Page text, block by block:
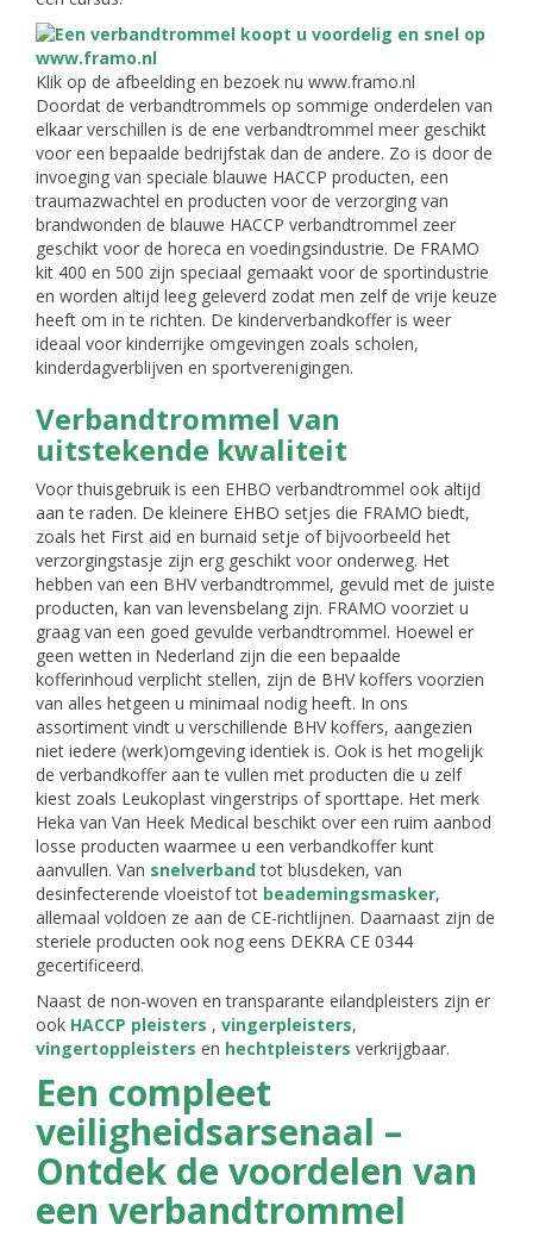
Klik op de afbeelding en bezoek nu www.framo.nl
Doordat de verbandtrommels op sommige onderdelen van
elkaar verschillen is de ene verbandtrommel meer geschikt
voor een bepaalde bedrijfstak dan de andere. Zo is door de
invoeging van speciale blauwe HACCP producten, een
traumazwachtel en producten voor de verzorging van
brandwonden de blauwe HACCP verbandtrommel zeer
geschikt voor de horeca en voedingsindustrie. De FRAMO
kit 400 en 500 zijn speciaal gemaakt voor de sportindustrie
en worden altijd leeg geleverd zodat men zelf de vrije keuze
heeft om in te richten. De kinderverbandkoffer is weer
ideaal voor kinderrijke omgevingen zoals scholen,
kinderdagverblijven en sportverenigingen.
Verbandtrommel van
uitstekende kwaliteit
Voor thuisgebruik is een EHBO verbandtrommel ook altijd
aan te raden. De kleinere EHBO setjes die FRAMO biedt,
zoals het First aid en burnaid setje of bijvoorbeeld het
verzorgingstasje zijn erg geschikt voor onderweg. Het
hebben van een BHV verbandtrommel, gevuld met de juiste
producten, kan van levensbelang zijn. FRAMO voorziet u
graag van een goed gevulde verbandtrommel. Hoewel er
geen wetten in Nederland zijn die een bepaalde
kofferinhoud verplicht stellen, zijn de BHV koffers voorzien
van alles hetgeen u minimaal nodig heeft. In ons
assortiment vindt u verschillende BHV koffers, aangezien
niet iedere (werk)omgeving identiek is. Ook is het mogelijk
de verbandkoffer aan te vullen met producten die u zelf
kiest zoals Leukoplast vingerstrips of sporttape. Het merk
Heka van Van Heek Medical beschikt over een ruim aanbod
losse producten waarmee u een verbandkoffer kunt
aanvullen. Van snelverbandtot blusdeken, van
desinfecterende vloeistof tot beademingsmasker,
allemaal voldoen ze aan de CE-richtlijnen. Daarnaast zijn de
steriele producten ook nog eens DEKRA CE 0344
gecertificeerd.
Naast de non-woven en transparante eilandpleisters zijn er
ook HACCP pleisters , vingerpleisters,
vingertoppleisters en hechtpleisters verkrijgbaar.
Een compleet
veiligheidsarsenaal –
Ontdek de voordelen van
een verbandtrommel